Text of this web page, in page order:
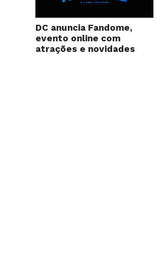
DC anuncia Fandome,
evento online com
atrações e novidades